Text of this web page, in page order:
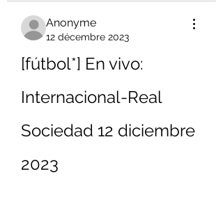
Anonyme
12 décembre 2023
[fútbol*] En vivo:
Internacional-Real
Sociedad 12 diciembre
2023